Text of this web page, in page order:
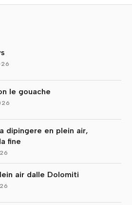
le gouache
dipingere en plein air,
fine
air dalle Dolomiti